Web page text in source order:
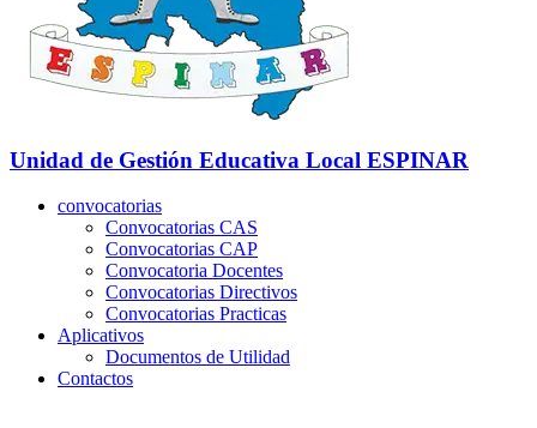
Unidad de Gestión Educativa Local ESPINAR
convocatorias
Convocatorias CAS
Convocatorias CAP
Convocatoria Docentes
Convocatorias Directivos
Convocatorias Practicas
Aplicativos
Documentos de Utilidad
Contactos